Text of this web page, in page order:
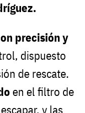
precisión y
dispuesto
de rescate.
en el filtro de
y las